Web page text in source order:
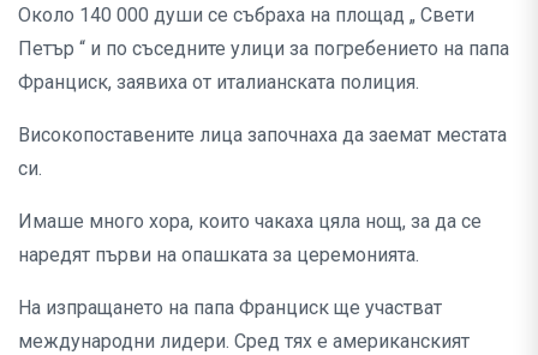
Около 140 000 души се събраха на площад „ Свети
Петър “ и по съседните улици за погребението на папа
Франциск, заявиха от италианската полиция.
Високопоставените лица започнаха да заемат местата
си.
Имаше много хора, които чакаха цяла нощ, за да се
наредят първи на опашката за церемонията.
На изпращането на папа Франциск ще участват
международни лидери. Сред тях е американският